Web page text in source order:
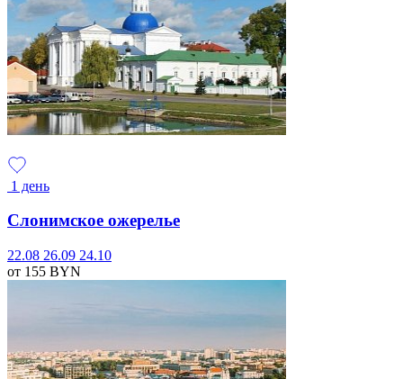
1 день
Слонимское ожерелье
22.08 26.09 24.10
от 155 BYN